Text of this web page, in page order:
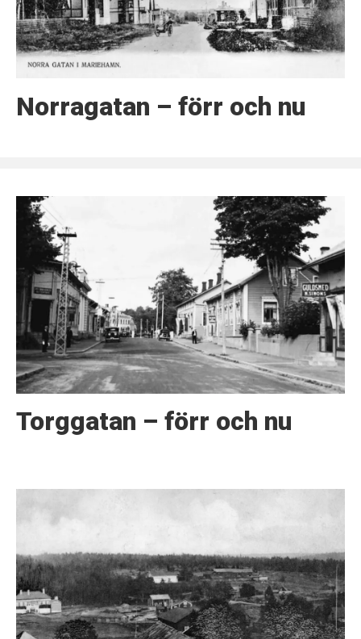
Norragatan – förr och nu
Torggatan – förr och nu